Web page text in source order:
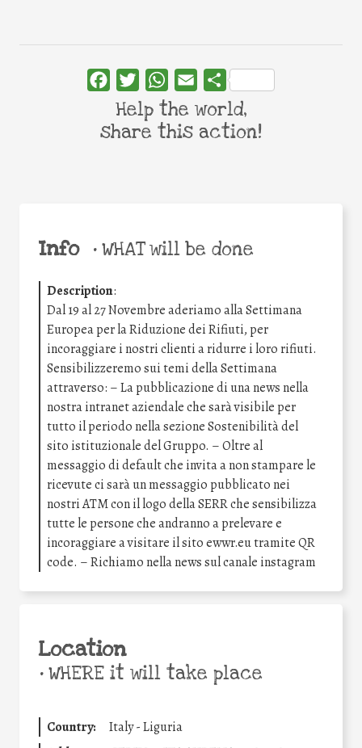
Info •WHAT will be done
Description:
Dal 19 al 27 Novembre aderiamo alla Settimana
Europea per la Riduzione dei Rifiuti, per
incoraggiare i nostri clienti a ridurre i loro rifiuti.
Sensibilizzeremo sui temi della Settimana
attraverso: – La pubblicazione di una news nella
nostra intranet aziendale che sarà visibile per
tutto il periodo nella sezione Sostenibilità del
sito istituzionale del Gruppo. – Oltre al
messaggio di default che invita a non stampare le
ricevute ci sarà un messaggio pubblicato nei
nostri ATM con il logo della SERR che sensibilizza
tutte le persone che andranno a prelevare e
incoraggiare a visitare il sito ewwr.eu tramite QR
code. – Richiamo nella news sul canale instagram
Location
•WHERE it will take place
Country:
Italy - Liguria
FacebookTwitterWhatsApp
Email Share
Help the world,
share this action!